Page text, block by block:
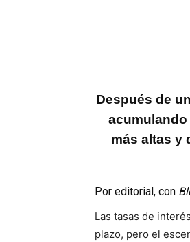
Después de
acumulando
más altas y
Por editorial, con
Las tasas de
plazo, pero el